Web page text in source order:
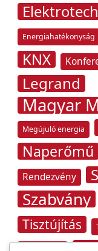
Energiahatékonyság
KNX
Legrand
Magyar
Megújuló energia
Naperőmű
Rendezvény
Szabvány
Tisztújítás